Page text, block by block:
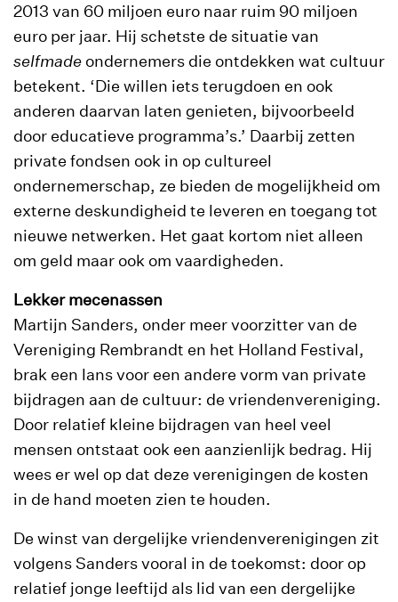
2013 van 60 miljoen euro naar ruim 90 miljoen
euro per jaar. Hij schetste de situatie van
selfmade ondernemers die ontdekken wat cultuur
betekent. ‘Die willen iets terugdoen en ook
anderen daarvan laten genieten, bijvoorbeeld
door educatieve programma’s.’ Daarbij zetten
private fondsen ook in op cultureel
ondernemerschap, ze bieden de mogelijkheid om
externe deskundigheid te leveren en toegang tot
nieuwe netwerken. Het gaat kortom niet alleen
om geld maar ook om vaardigheden.
Lekker mecenassen
Martijn Sanders, onder meer voorzitter van de
Vereniging Rembrandt en het Holland Festival,
brak een lans voor een andere vorm van private
bijdragen aan de cultuur: de vriendenvereniging.
Door relatief kleine bijdragen van heel veel
mensen ontstaat ook een aanzienlijk bedrag. Hij
wees er wel op dat deze verenigingen de kosten
in de hand moeten zien te houden.
De winst van dergelijke vriendenverenigingen zit
volgens Sanders vooral in de toekomst: door op
relatief jonge leeftijd als lid van een dergelijke